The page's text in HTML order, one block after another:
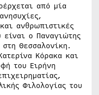
από μία
ανθρωπιστικές
είναι ο Παναγιώτης
Θεσσαλονίκη.
Κόρακα και
του Ειρήνη
Φιλολογίας του